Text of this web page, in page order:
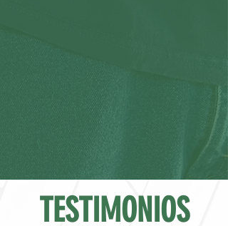
TESTIMONIOS